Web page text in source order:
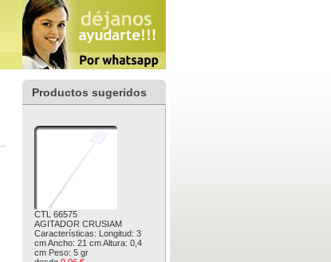
Productos sugeridos
CTL 66575
AGITADOR CRUSIAM
Características: Longitud: 3
cm Ancho: 21 cm Altura: 0,4
cm Peso: 5 gr